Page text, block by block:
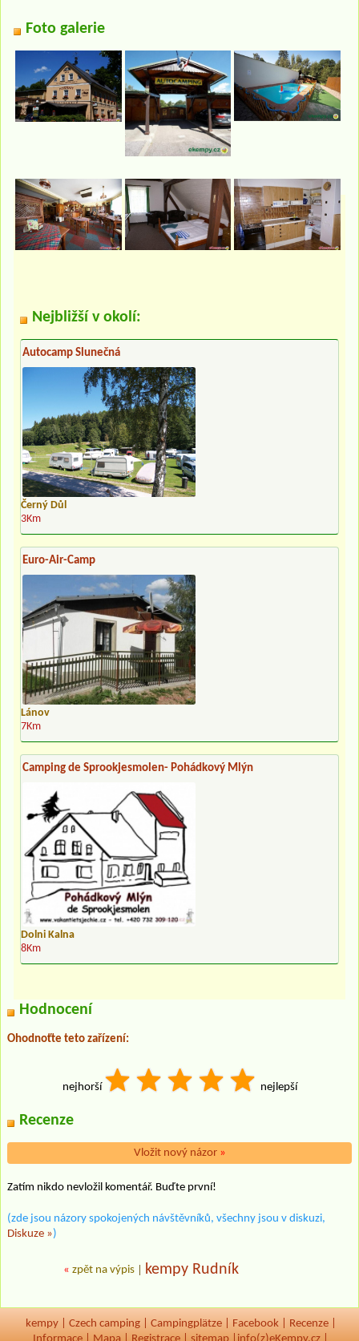
Foto galerie
Nejbližší v okolí:
Autocamp Slunečná
Černý Důl
3Km
Euro-Air-Camp
Lánov
7Km
Camping de Sprookjesmolen- Pohádkový Mlýn
Dolni Kalna
8Km
Hodnocení
Ohodnoťte teto zařízení:
nejhorší nejlepší
Recenze
Vložit nový názor »
Zatím nikdo nevložil komentář. Buďte první!
(zde jsou názory spokojených návštěvníků, všechny jsou v diskuzi,
Diskuze »)
« zpět na výpis kempy Rudník
kempy Czech camping Campingplätze Facebook Recenze